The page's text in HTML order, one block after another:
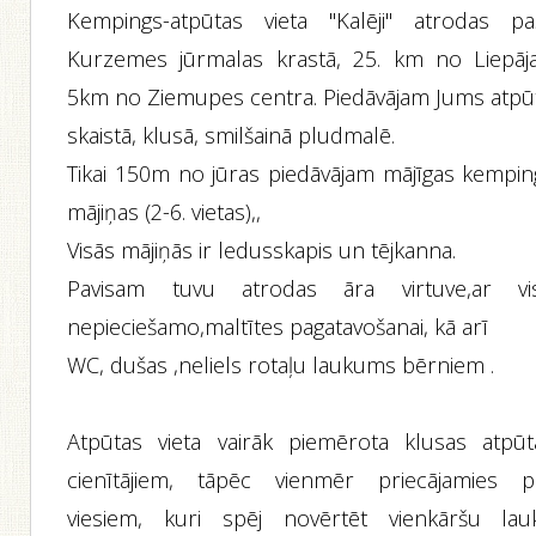
Kempings-atpūtas vieta "Kalēji" atrodas
Kurzemes jūrmalas krastā, 25. km no
5km no Ziemupes centra. Piedāvājam Jums
skaistā, klusā, smilšainā pludmalē.
Tikai 150m no jūras piedāvājam mājīgas
mājiņas (2-6. vietas),,
Visās mājiņās ir ledusskapis un tējkanna.
Pavisam tuvu atrodas āra virtuve,ar
nepieciešamo,maltītes pagatavošanai, kā arī
WC, dušas ,neliels rotaļu laukums bērniem .
Atpūtas vieta vairāk piemērota klusas
cienītājiem, tāpēc vienmēr priecājamies
viesiem, kuri spēj novērtēt vienkāršu